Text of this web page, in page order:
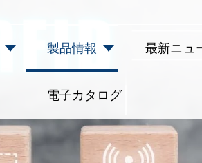
製品情報 最新ニュ
電子カタログ